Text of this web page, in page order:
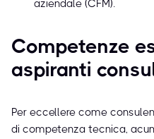
aziendale (CFM).
Competenze
aspiranti
Per eccellere come
di competenza tecnica,